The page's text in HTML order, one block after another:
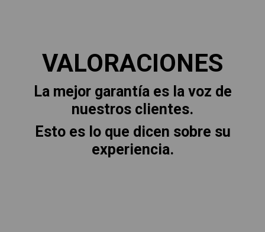
VALORACIONES
La mejor garantía es la voz de
nuestros clientes.
Esto es lo que dicen sobre su
experiencia.